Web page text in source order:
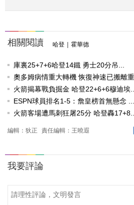
相關閱讀 哈登 霍華德
庫裏25+7+6哈登14鐵 勇士20分吊...
奧多姆病情重大轉機 恢復神速已搬離重
火箭揭幕戰負掘金 哈登22+6+6穆迪埃...
ESPN球員排名1-5：詹皇榜首無懸念 ...
火箭客場遭馬刺狂屠25分 哈登轟17+8...
編輯：狄正 責任編輯：王曉遐